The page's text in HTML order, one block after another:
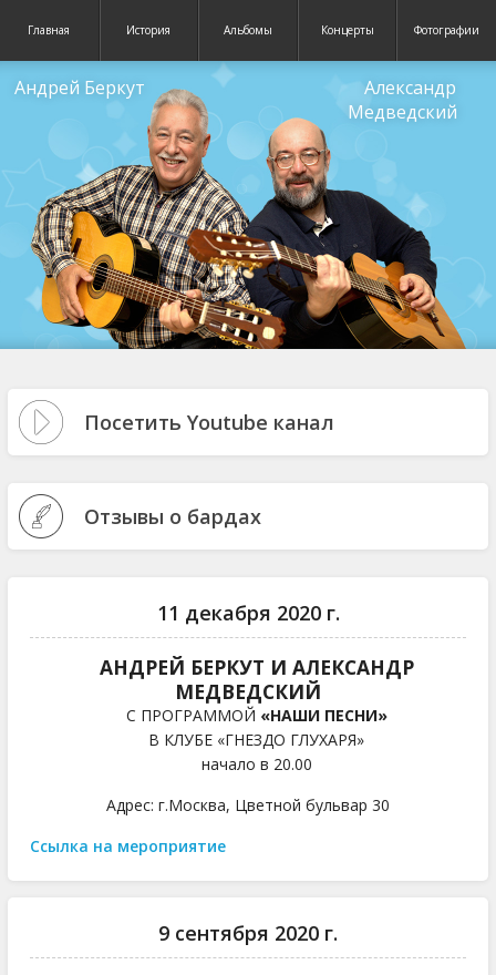
Главная История Альбомы Концерты Фотографии
Андрей Беркут
Александр
Медведский
Посетить Youtube канал
Отзывы о бардах
11 декабря 2020 г.
АНДРЕЙ БЕРКУТ И АЛЕКСАНДР
МЕДВЕДСКИЙ
С ПРОГРАММОЙ «НАШИ ПЕСНИ»
В КЛУБЕ «ГНЕЗДО ГЛУХАРЯ»
начало в 20.00
Адрес: г.Москва, Цветной бульвар 30
Ссылка на мероприятие
9 сентября 2020 г.